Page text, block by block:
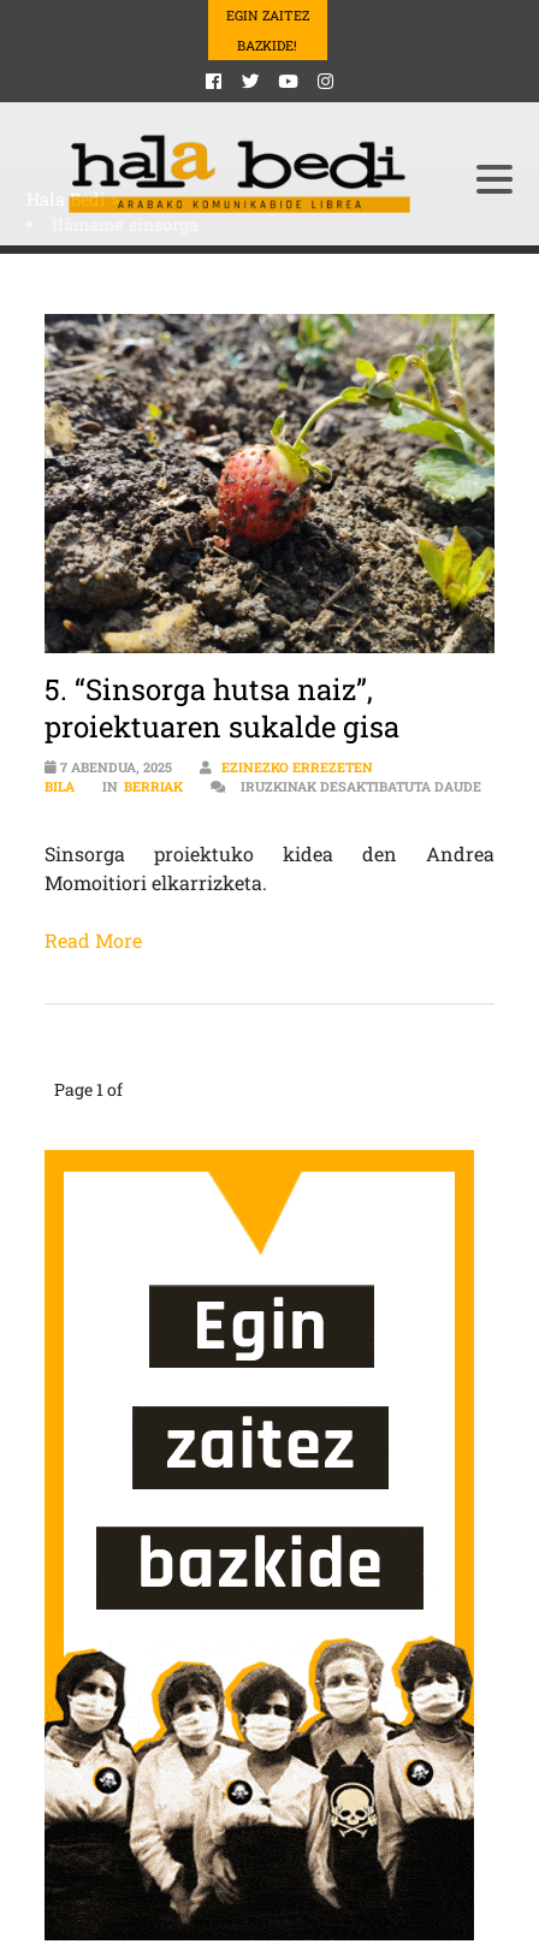
EGIN ZAITEZ
BAZKIDE!
Hala Bedi>
5. “Sinsorga hutsa naiz”,
proiektuaren sukalde gisa
7 ABENDUA, 2025
EZINEZKO ERREZETEN
BILA
IN BERRIAK
IRUZKINAK DESAKTIBATUTA DAUDE
Sinsorga proiektuko kidea den Andrea
Momoitiori elkarrizketa.
Read More
Page 1 of